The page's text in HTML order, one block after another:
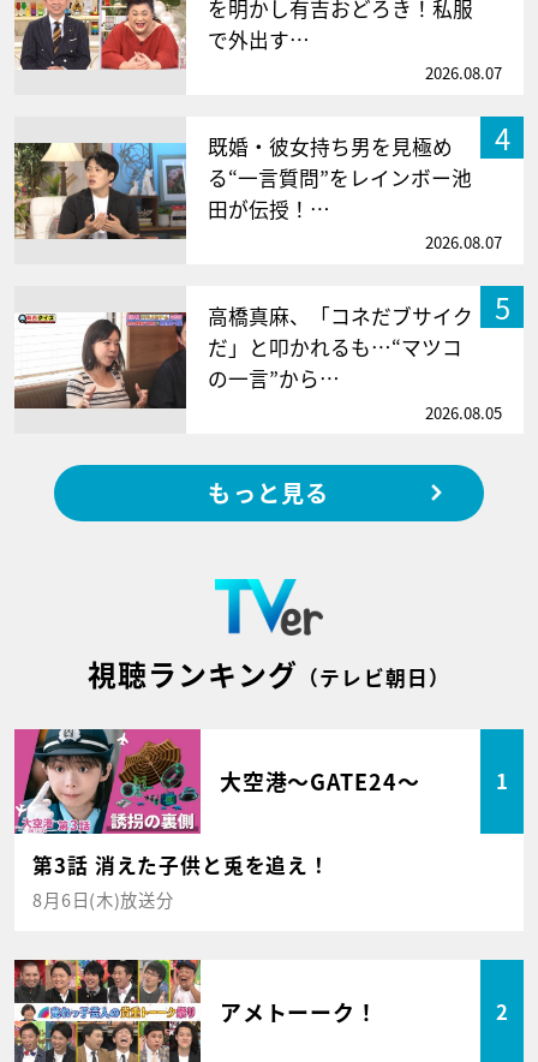
を明かし有吉おどろき！私服
で外出す…
2026.08.07
4
既婚・彼女持ち男を見極め
る“一言質問”をレインボー池
田が伝授！…
2026.08.07
5
高橋真麻、「コネだブサイク
だ」と叩かれるも…“マツコ
の一言”から…
2026.08.05
もっと見る
視聴ランキング （テレビ朝日）
大空港～GATE24～ 1
第3話 消えた子供と兎を追え！
8月6日(木)放送分
アメトーーク！ 2